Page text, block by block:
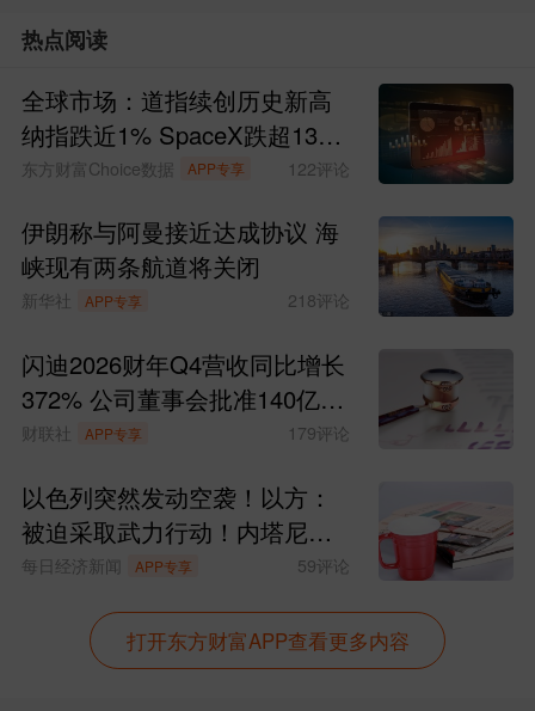
热点阅读
全球市场：道指续创历史新高
纳指跌近1% SpaceX跌超13%
现货黄金涨超4%
东方财富Choice数据 APP专享 122评论
伊朗称与阿曼接近达成协议 海
峡现有两条航道将关闭
新华社 APP专享 218评论
闪迪2026财年Q4营收同比增长
372% 公司董事会批准140亿美
元股票回购计划
财联社 APP专享 179评论
以色列突然发动空袭！以方：
被迫采取武力行动！内塔尼亚
胡“叫板”特朗普
每日经济新闻 APP专享 59评论
打开东方财富APP查看更多内容